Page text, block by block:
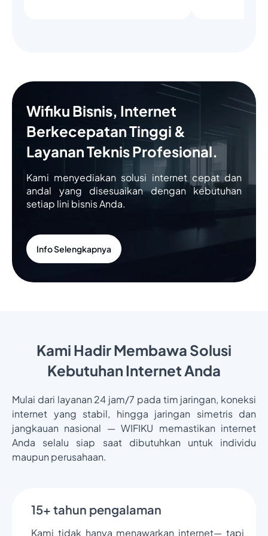
Wifiku Bisnis, Internet
Berkecepatan Tinggi &
Layanan Teknis Profesional.
Kami menyediakan solusi internet cepat dan
andal yang disesuaikan dengan kebutuhan
setiap lini bisnis Anda.
Info Selengkapnya
Kami Hadir Membawa Solusi
Kebutuhan Internet Anda
Mulai dari layanan 24 jam/7 pada tim jaringan, koneksi
internet yang stabil, hingga jaringan simetris dan
jangkauan nasional — WIFIKU memastikan internet
Anda selalu siap saat dibutuhkan untuk individu
maupun perusahaan.
15+ tahun pengalaman
Kami tidak hanya menawarkan internet— tapi